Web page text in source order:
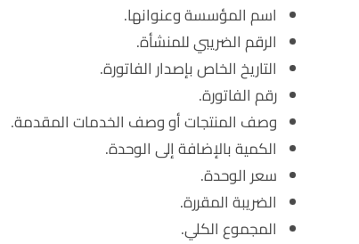
اسم المؤسسة وعنوانها.
الرقم الضريبي للمنشأة.
التاريخ الخاص بإصدار الفاتورة.
رقم الفاتورة.
وصف المنتجات أو وصف الخدمات المقدمة.
الكمية بالإضافة إلى الوحدة.
سعر الوحدة.
الضريبة المقررة.
المجموع الكلي.